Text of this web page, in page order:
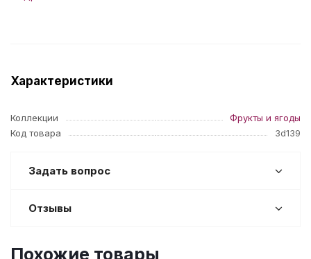
Характеристики
Коллекции
Фрукты и ягоды
Код товара
3d139
Задать вопрос
Отзывы
Похожие товары